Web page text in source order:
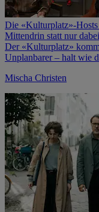
Die «Kulturplatz»-
Mittendrin statt nur dabei
Der «Kulturplatz»
Unplanbarer – halt wie
Mischa Christen